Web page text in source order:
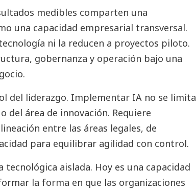
medibles comparten una
una capacidad empresarial transversal.
ni la reducen a proyectos piloto.
gobernanza y operación bajo una
del liderazgo. Implementar IA no se limita
del área de innovación. Requiere
entre las áreas legales, de
para equilibrar agilidad con control.
tecnológica aislada. Hoy es una capacidad
la forma en que las organizaciones